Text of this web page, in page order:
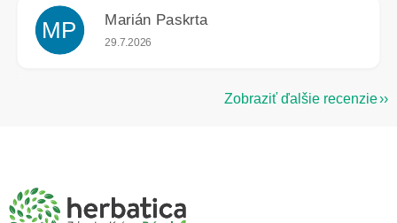
MP Marián Paskrta
Hodnotenie obchodu je 5 z 5 hviezdičiek.
29.7.2026
Zobraziť ďalšie recenzie